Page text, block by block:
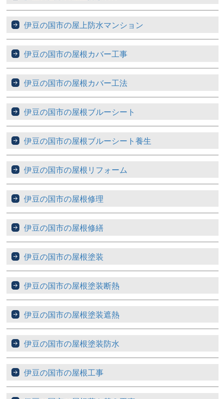
伊豆の国市の屋上防水マンション
伊豆の国市の屋根カバー工事
伊豆の国市の屋根カバー工法
伊豆の国市の屋根ブルーシート
伊豆の国市の屋根ブルーシート養生
伊豆の国市の屋根リフォーム
伊豆の国市の屋根修理
伊豆の国市の屋根修繕
伊豆の国市の屋根塗装
伊豆の国市の屋根塗装断熱
伊豆の国市の屋根塗装遮熱
伊豆の国市の屋根塗装防水
伊豆の国市の屋根工事